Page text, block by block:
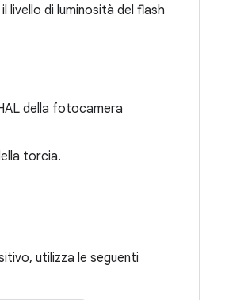
livello di luminosità del flash
della fotocamera
torcia.
utilizza le seguenti